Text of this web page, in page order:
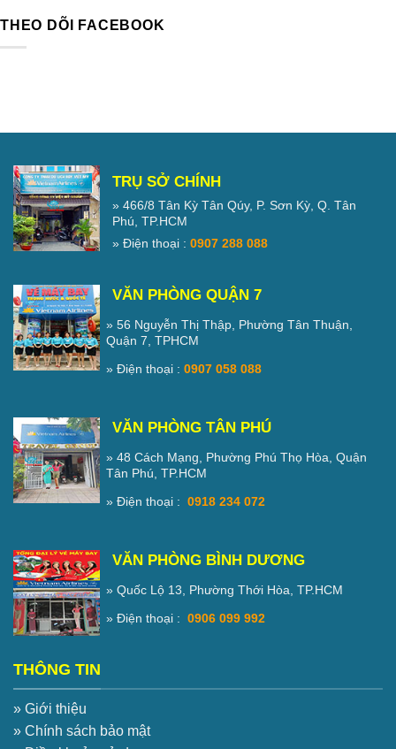
THEO DÕI FACEBOOK
TRỤ SỞ CHÍNH
» 466/8 Tân Kỳ Tân Qúy, P. Sơn Kỳ, Q. Tân
Phú, TP.HCM
» Điện thoại :0907 288 088
VĂN PHÒNG QUẬN 7
» 56 Nguyễn Thị Thập, Phường Tân Thuận,
Quận 7, TPHCM
» Điện thoại : 0907 058 088
VĂN PHÒNG TÂN PHÚ
» 48 Cách Mạng, Phường Phú Thọ Hòa, Quận
Tân Phú, TP.HCM
» Điện thoại : 0918 234 072
VĂN PHÒNG BÌNH DƯƠNG
» Quốc Lộ 13, Phường Thới Hòa, TP.HCM
» Điện thoại : 0906 099 992
THÔNG TIN
» Giới thiệu
» Chính sách bảo mật